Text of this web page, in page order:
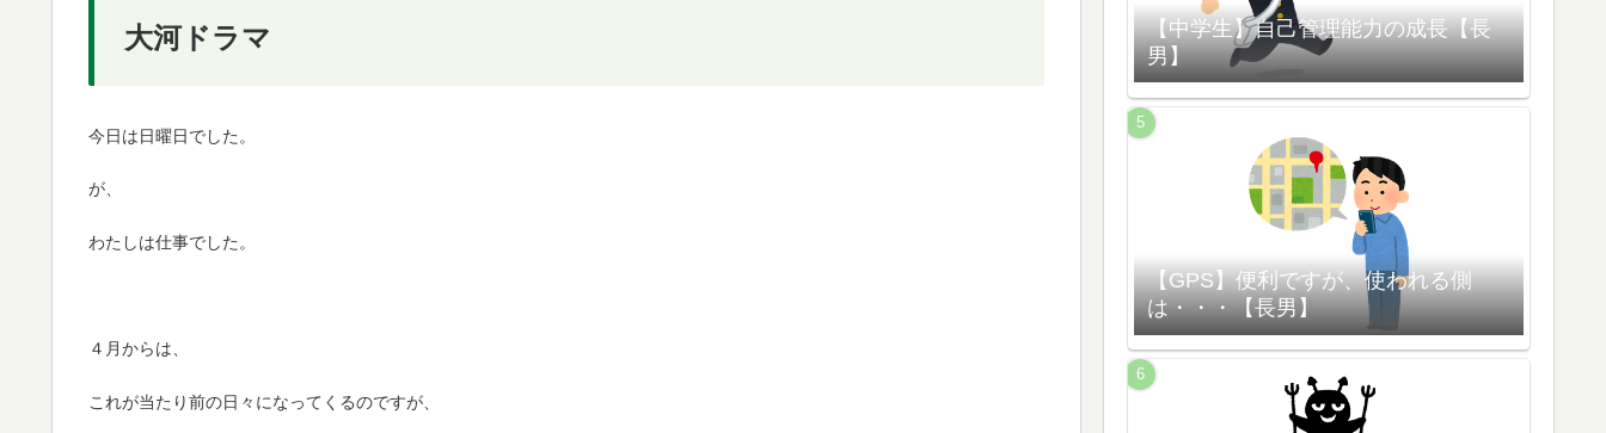
大河ドラマ
今日は日曜日でした。
が、
わたしは仕事でした。
４月からは、
これが当たり前の日々になってくるのですが、
【中学生】自己管理能力の成長【長
男】
【GPS】便利ですが、使われる側
は・・・【長男】